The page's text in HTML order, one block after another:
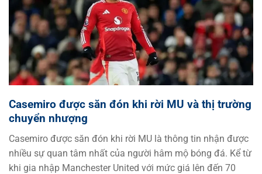
Casemiro được săn đón khi rời MU và thị trường
chuyển nhượng
Casemiro được săn đón khi rời MU là thông tin nhận được
nhiều sự quan tâm nhất của người hâm mộ bóng đá. Kể từ
khi gia nhập Manchester United với mức giá lên đến 70